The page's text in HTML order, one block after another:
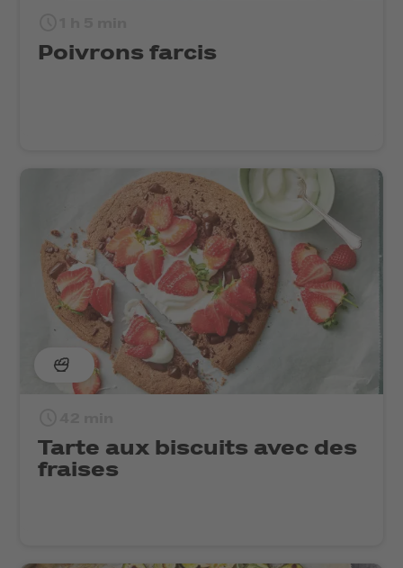
Poivrons farcis
Tarte aux biscuits avec des
fraises